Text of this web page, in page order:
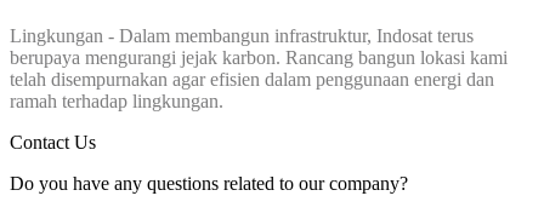
Lingkungan - Dalam membangun infrastruktur, Indosat terus
berupaya mengurangi jejak karbon. Rancang bangun lokasi kami
telah disempurnakan agar efisien dalam penggunaan energi dan
ramah terhadap lingkungan.
Contact Us
Do you have any questions related to our company?